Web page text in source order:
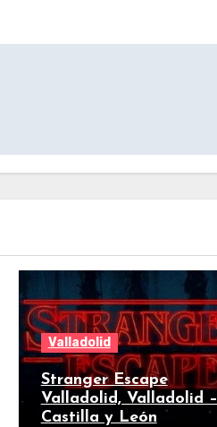
Valladolid
Stranger Escape
Valladolid, Valladolid –
Castilla y León